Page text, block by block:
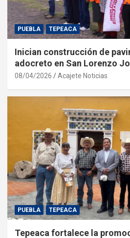
PUEBLA TEPEACA
Inician construcción de
adocreto en San Lorenzo
08/04/2026 Acajete Noticias
PUEBLA TEPEACA
Tepeaca fortalece la